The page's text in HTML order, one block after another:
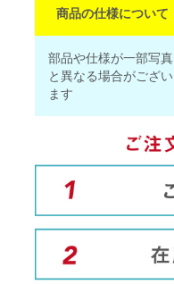
商品の仕様について
部品や仕様が一部写真
と異なる場合がござい
ます